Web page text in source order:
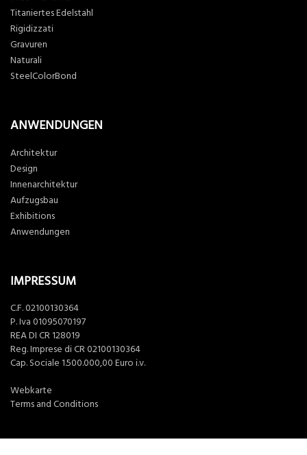
Titaniertes Edelstahl
Rigidizzati
Gravuren
Naturali
SteelColorBond
ANWENDUNGEN
Architektur
Design
Innenarchitektur
Aufzugsbau
Exhibitions
Anwendungen
IMPRESSUM
C.F. 02100130364
P. Iva 01095070197
REA DI CR 128019
Reg. Imprese di CR 02100130364
Cap. Sociale 1.500.000,00 Euro i.v.
Webkarte
Terms and Conditions